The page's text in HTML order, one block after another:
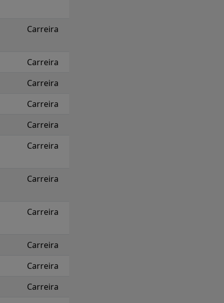
Carreira
Carreira
Carreira
Carreira
Carreira
Carreira
Carreira
Carreira
Carreira
Carreira
Carreira